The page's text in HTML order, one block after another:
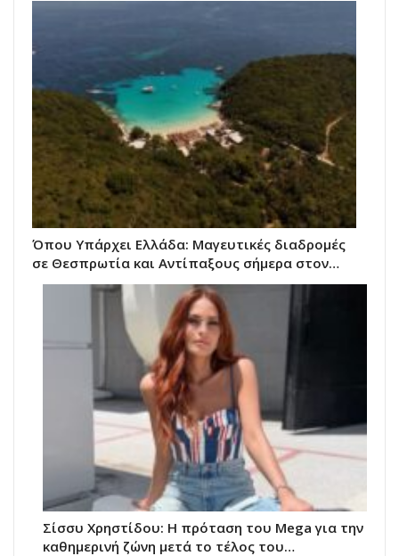
Όπου Υπάρχει Ελλάδα: Μαγευτικές διαδρομές
σε Θεσπρωτία και Αντίπαξους σήμερα στον…
Σίσσυ Χρηστίδου: Η πρόταση του Mega για την
καθημερινή ζώνη μετά το τέλος του…